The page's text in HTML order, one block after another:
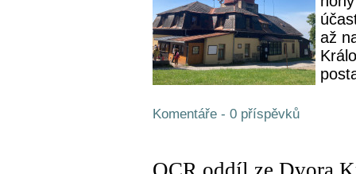
až
Komentáře - 0 příspěvků